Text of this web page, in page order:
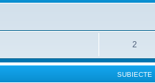
2
SUBIECTE